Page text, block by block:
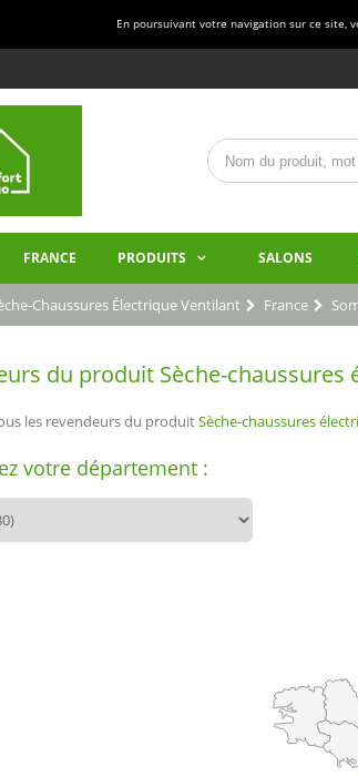
En poursuivant votre navigation sur ce site,
FRANCE PRODUITS SALONS
Chaussures Électrique Ventilant France
du produit Sèche-
les revendeurs du produitSèche-chaussures
votre département :